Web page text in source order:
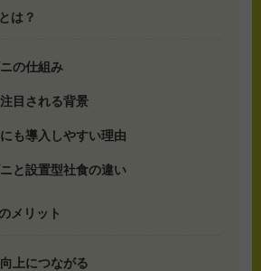
は？
の仕組み
目される背景
も導入しやすい理由
と設置型社食の違い
メリット
上につながる